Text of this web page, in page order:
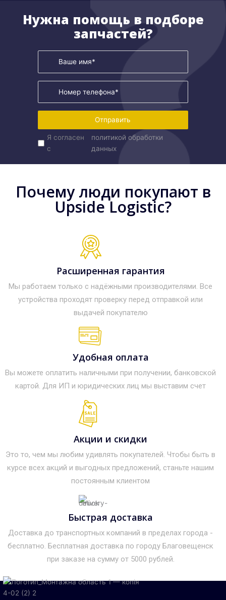
Нужна помощь в подборе
запчастей?
Отправить
Я согласен
с
политикой обработки
данных
Почему люди покупают в
Upside Logistic?
Расширенная гарантия
Мы работаем только с надёжными производителями. Все
устройства проходят проверку перед отправкой или
выдачей покупателю
Удобная оплата
Вы можете оплатить наличными при получении, банковской
картой. Для ИП и юридических лиц мы выставим счет
Акции и скидки
Это то, чем мы любим удивлять покупателей. Чтобы быть в
курсе всех акций и выгодных предложений, станьте нашим
постоянным клиентом
Быстрая доставка
Доставка до транспортных компаний в пределах города -
бесплатно. Бесплатная доставка по городу Благовещенск
при заказе на сумму от 5000 рублей.